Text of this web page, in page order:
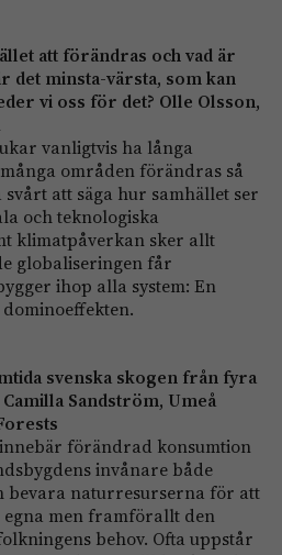
att förändras och vad är
det minsta-­värsta, som kan
vi oss för det? Olle Olsson,
vanligtvis ha långa
områden förändras så
att säga hur samhället ser
och teknologiska
klimatpåverkan sker allt
globaliseringen får
ihop alla system: En
svenska skogen från fyra
Sandström, Umeå
förändrad konsumtion
invånare både
bevara naturresurserna för att
egna men framförallt den
behov. Ofta uppstår